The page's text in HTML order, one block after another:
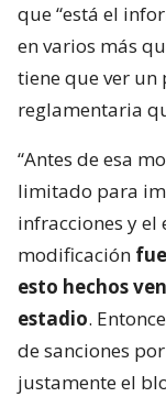
que “está el
en varios más
tiene que ver un
reglamentaria
“Antes de esa
limitado para
infracciones y el
modificación
esto hechos
estadio.
de sanciones
justamente el